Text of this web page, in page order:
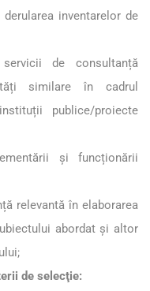
inventarelor de
de consultanță
similare în cadrul
publice/proiecte
și funcționării
relevantă în elaborarea
abordat și altor
de selecţie: